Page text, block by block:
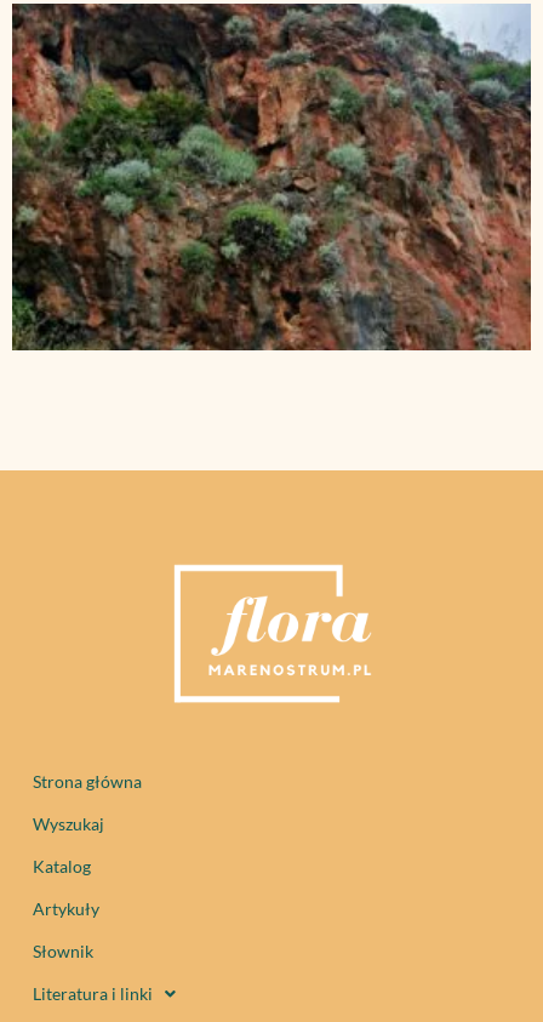
Strona główna
Wyszukaj
Katalog
Artykuły
Słownik
Literatura i linki